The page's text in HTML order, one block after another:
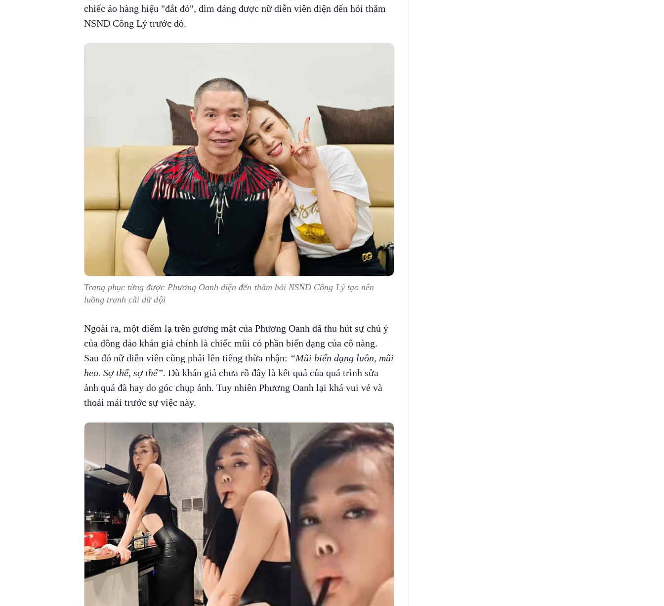
chiếc áo hàng hiệu "đắt đỏ", dìm dáng được nữ diễn viên diện đến hỏi thăm
NSND Công Lý trước đó.
Trang phục từng được Phương Oanh diện đến thăm hỏi NSND Công Lý tạo nên
luồng tranh cãi dữ dội
Ngoài ra, một điểm lạ trên gương mặt của Phương Oanh đã thu hút sự chú ý
của đông đảo khán giả chính là chiếc mũi có phần biến dạng của cô nàng.
Sau đó nữ diễn viên cũng phải lên tiếng thừa nhận: “Mũi biến dạng luôn, mũi
heo. Sợ thế, sợ thế”. Dù khán giả chưa rõ đây là kết quả của quá trình sửa
ảnh quá đà hay do góc chụp ảnh. Tuy nhiên Phương Oanh lại khá vui vẻ và
thoải mái trước sự việc này.